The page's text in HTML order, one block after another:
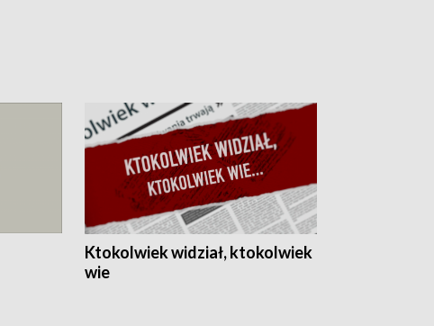
Ktokolwiek widział, ktokolwiek
wie